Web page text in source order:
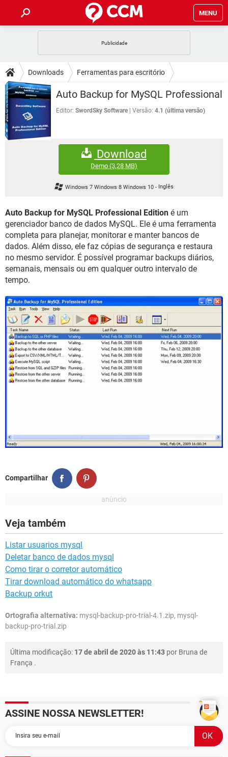
MENU
CELULAR FACEBOOK
OUTLOOK EXCEL
INSTAGRAM GMAIL
GUIA DE COMPRAS
DICAS
JOGOS
CELULAR FACEBOOK
OUTLOOK
INSTAGRAM
DOWNLOADS
JOGOS WHATSAPP
CELULAR
EXCEL
GMAIL
FÓRUM
JOGOS
FACEBOOK
EXCEL
GMAIL
GLOSSÁRIO
WHATSAPP
INSTAGRAM GMAIL
GUIA DE COMPRAS
Downloads Ferramentas para escritório
Banco de dados Auto Backup for MySQL Professional
Editor: SwordSky Software Versão: 4.1 (última versão)
Download
Demo (3,28 MB)
Windows 7 Windows 8 Windows 10 - Inglês
Auto Backup for MySQL Professional Edition é um
gerenciador banco de dados MySQL. Ele é uma ferramenta
completa para planejar, monitorar e manter bancos de
dados. Além disso, ele faz cópias de segurança e restaura
no mesmo servidor. É possível programar backups diários,
semanais, mensais ou em qualquer outro intervalo de
tempo.
Compartilhar
Veja também
Listar usuarios mysql
Deletar banco de dados mysql
Como tirar o corretor automático
Tirar download automático do whatsapp
Backup orkut
Ortografia alternativa: mysql-backup-pro-trial-4.1.zip, mysql-
backup-pro-trial.zip
Última modificação: 17 de abril de 2020 às 11:43 por Bruna de
França .
ASSINE NOSSA NEWSLETTER!